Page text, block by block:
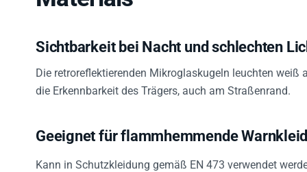
Sichtbarkeit bei Nacht und schlechten
Die retroreflektierenden Mikroglaskugeln leuchten weiß
die Erkennbarkeit des Trägers, auch am Straßenrand.
Geeignet für flammhemmende
Kann in Schutzkleidung gemäß EN 473 verwendet